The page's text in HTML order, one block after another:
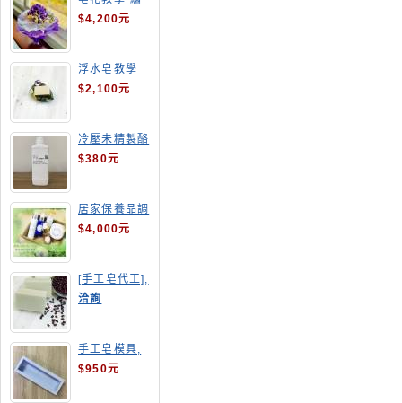
球花皂花束
$4,200元
浮水皂教學
$2,100元
冷壓未精製酪
梨油
$380元
居家保養品調
配班
$4,000元
[手工皂代工],
酒粕皂
洽詢
手工皂模具,
長方形吐司模
$950元